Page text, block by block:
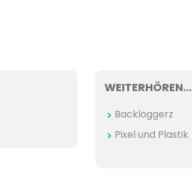
WEITERHÖREN…
Backloggerz
Pixel und Plastik